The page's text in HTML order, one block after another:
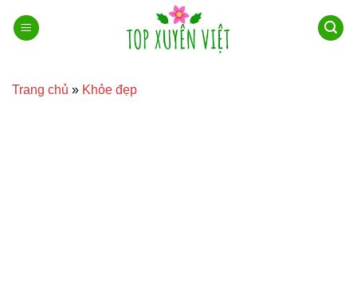
qua
Trang chủ » Khỏe đẹp